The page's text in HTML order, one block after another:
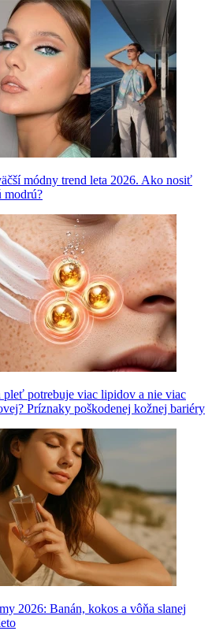
módny trend leta 2026. Ako nosiť
modrú?
potrebuje viac lipidov a nie viac
Príznaky poškodenej kožnej bariéry
2026: Banán, kokos a vôňa slanej